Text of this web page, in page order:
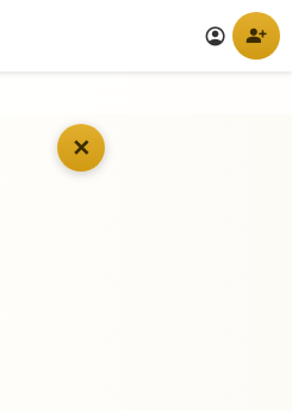
account_circle person_add
✕